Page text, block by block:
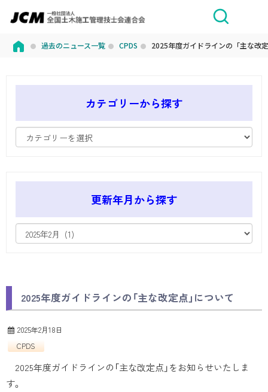
過去のニュース一覧 CPDS 2025年度ガイドラインの「主な改
カテゴリーから探す
更新年月から探す
2025年度ガイドラインの「主な改定点」について
2025年2月18日
CPDS
2025年度ガイドラインの「主な改定点」をお知らせいたしま
す。